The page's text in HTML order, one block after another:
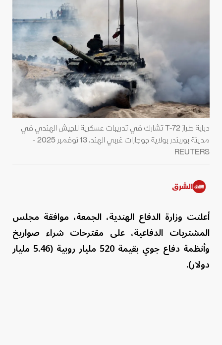
دبابة طراز T-72 تشارك في تدريبات عسكرية للجيش الهندي في
مدينة بوربندر بولاية جوجارات غربي الهند. 13 نوفمبر 2025 -
REUTERS
الشرق
أعلنت وزارة الدفاع الهندية، الجمعة، موافقة مجلس
المشتريات الدفاعية، على مقترحات شراء صواريخ
وأنظمة دفاع جوي بقيمة 520 مليار روبية (5.46 مليار
دولار).